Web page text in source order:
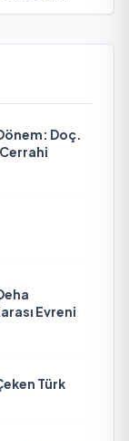
Doç.
Evreni
Türk